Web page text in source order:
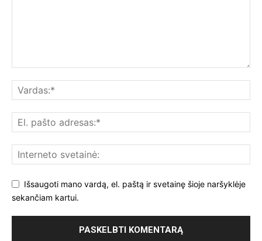
Išsaugoti mano vardą, el. paštą ir svetainę šioje naršyklėje
sekančiam kartui.